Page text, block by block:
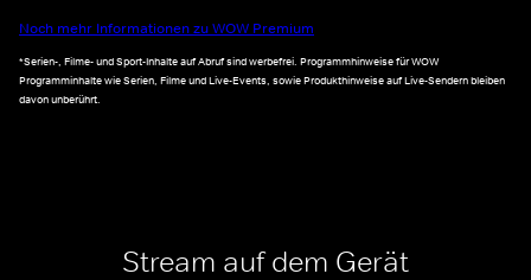
Noch mehr Informationen zu WOW Premium
*Serien-, Filme- und Sport-Inhalte auf Abruf sind werbefrei. Programmhinweise für WOW
Programminhalte wie Serien, Filme und Live-Events, sowie Produkthinweise auf Live-Sendern bleiben
davon unberührt.
Stream auf dem Gerät